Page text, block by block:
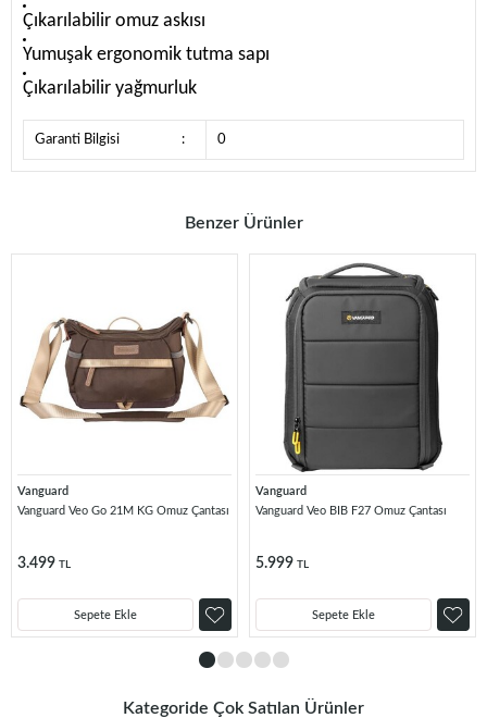
Çıkarılabilir omuz askısı
Yumuşak ergonomik tutma sapı
Çıkarılabilir yağmurluk
Garanti Bilgisi : 0
Benzer Ürünler
Vanguard
Vanguard Veo Go 21M KG Omuz Çantası
3.499 TL
Sepete Ekle
Vanguard
Vanguard Veo BIB F27 Omuz Çantası
5.999 TL
Sepete Ekle
Kategoride Çok Satılan Ürünler